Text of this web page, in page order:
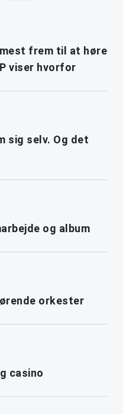
frem til at høre
viser hvorfor
sig selv. Og det
og album
orkester
casino